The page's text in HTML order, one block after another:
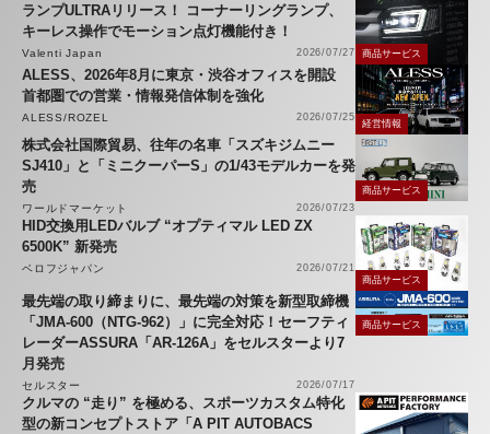
ランプULTRAリリース！ コーナーリングランプ、
キーレス操作でモーション点灯機能付き！
Valenti Japan 2026/07/27 商品サービス
ALESS、2026年8月に東京・渋谷オフィスを開設
首都圏での営業・情報発信体制を強化
ALESS/ROZEL 2026/07/25
経営情報
株式会社国際貿易、往年の名車「スズキジムニー
SJ410」と「ミニクーパーS」の1/43モデルカーを発
売
ワールドマーケット 2026/07/23
商品サービス
HID交換用LEDバルブ “オプティマル LED ZX
6500K” 新発売
ベロフジャパン
2026/07/21
商品サービス
最先端の取り締まりに、最先端の対策を新型取締機
「JMA-600（NTG-962）」に完全対応！セーフティ
レーダーASSURA「AR-126A」をセルスターより7
月発売
セルスター 2026/07/17
商品サービス
クルマの “走り” を極める、スポーツカスタム特化
型の新コンセプトストア「A PIT AUTOBACS